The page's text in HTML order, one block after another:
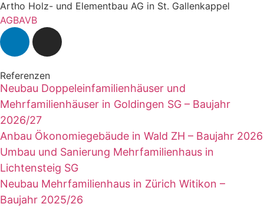
Artho Holz- und Elementbau AG in St. Gallenkappel
AGBAVB
Referenzen
Neubau Doppeleinfamilienhäuser und
Mehrfamilienhäuser in Goldingen SG – Baujahr
2026/27
Anbau Ökonomiegebäude in Wald ZH – Baujahr 2026
Umbau und Sanierung Mehrfamilienhaus in
Lichtensteig SG
Neubau Mehrfamilienhaus in Zürich Witikon –
Baujahr 2025/26